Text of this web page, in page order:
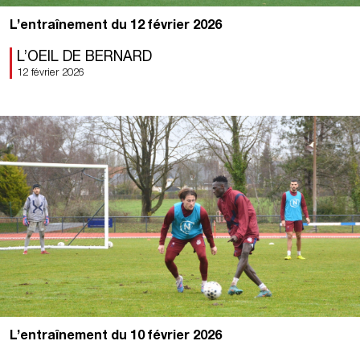
L’entraînement du 12 février 2026
L’OEIL DE BERNARD
12 février 2026
L’entraînement du 10 février 2026